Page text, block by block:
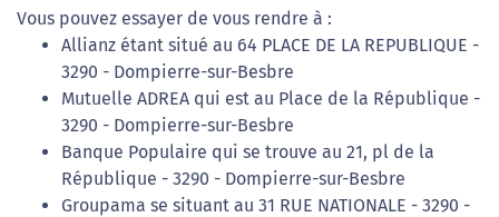
Vous pouvez essayer de vous rendre à :
Allianz étant situé au 64 PLACE DE LA REPUBLIQUE -
3290 - Dompierre-sur-Besbre
Mutuelle ADREA qui est au Place de la République -
3290 - Dompierre-sur-Besbre
Banque Populaire qui se trouve au 21, pl de la
République - 3290 - Dompierre-sur-Besbre
Groupama se situant au 31 RUE NATIONALE - 3290 -